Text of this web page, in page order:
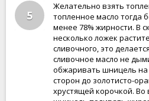
5
Желательно взять
топленное масло тогда
менее 78% жирности. В
несколько ложек
сливочного, это
сливочное масло не
обжаривать шницель на
сторон до золотисто-
хрустящей корочкой.